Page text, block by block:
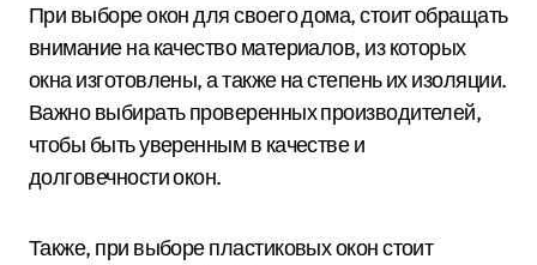
При выборе окон для своего дома, стоит обращать
внимание на качество материалов, из которых
окна изготовлены, а также на степень их изоляции.
Важно выбирать проверенных производителей,
чтобы быть уверенным в качестве и
долговечности окон.
Также, при выборе пластиковых окон стоит